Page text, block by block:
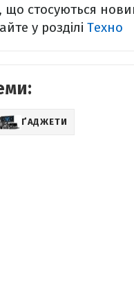
стосуються
у розділі Техно
ҐАДЖЕТИ